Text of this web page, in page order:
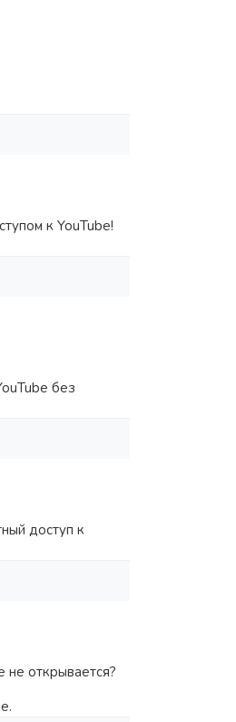
к YouTube!
без
доступ к
открывается?